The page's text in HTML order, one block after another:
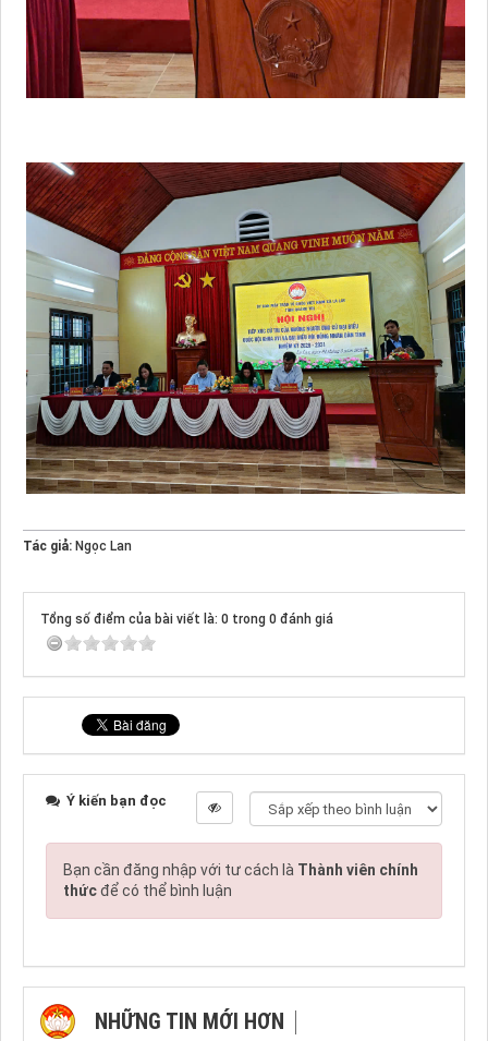
Tác giả: Ngọc Lan
Tổng số điểm của bài viết là: 0 trong 0 đánh giá
Ý kiến bạn đọc
Bạn cần đăng nhập với tư cách là Thành viên chính
thứcđể có thể bình luận
NHỮNG TIN MỚI HƠN